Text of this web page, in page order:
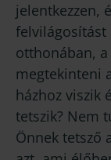
jelentkezzen,
felvilágosítást
otthonában,
megtekinteni
házhoz viszik
tetszik? Nem
Önnek tetsző